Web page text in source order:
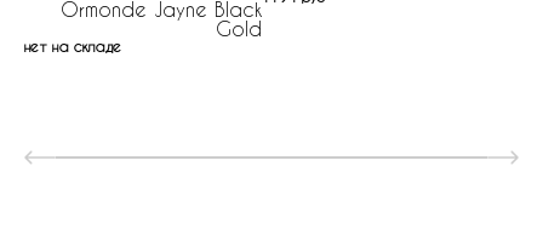
Ormonde Jayne Black
Gold
нет на складе